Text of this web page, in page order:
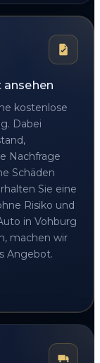
kostenlose
Dabei
Nachfrage
Schäden
Sie eine
Risiko und
in Vohburg
machen wir
Angebot.